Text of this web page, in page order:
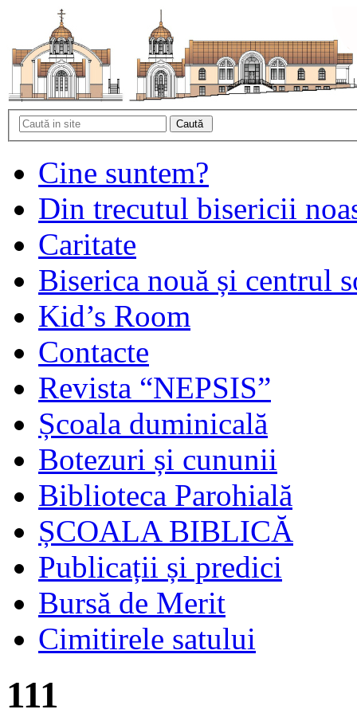
Cine suntem?
Din trecutul bisericii
Caritate
Biserica nouă și centrul
Kid’s Room
Contacte
Revista “NEPSIS”
Școala duminicală
Botezuri și cununii
Biblioteca Parohială
ȘCOALA BIBLICĂ
Publicații și predici
Bursă de Merit
Cimitirele satului
111